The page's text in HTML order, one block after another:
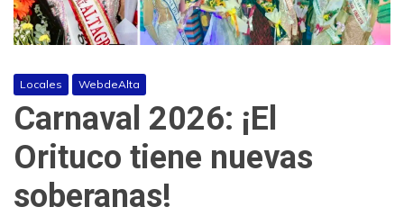
Locales WebdeAlta
Carnaval 2026: ¡El
Orituco tiene nuevas
soberanas!